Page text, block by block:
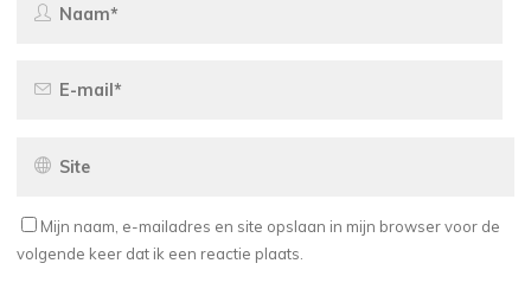
Mijn naam, e-mailadres en site opslaan in mijn browser voor de
volgende keer dat ik een reactie plaats.